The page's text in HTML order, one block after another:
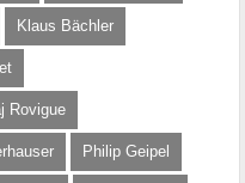
Klaus Bächler
Rovigue
Philip Geipel